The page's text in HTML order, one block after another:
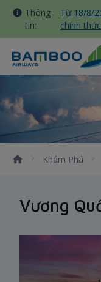
Thông
tin:
Từ 18/8/
chính
bay nội
Sơn Nhất
Anh -
Khám Phá
Vương